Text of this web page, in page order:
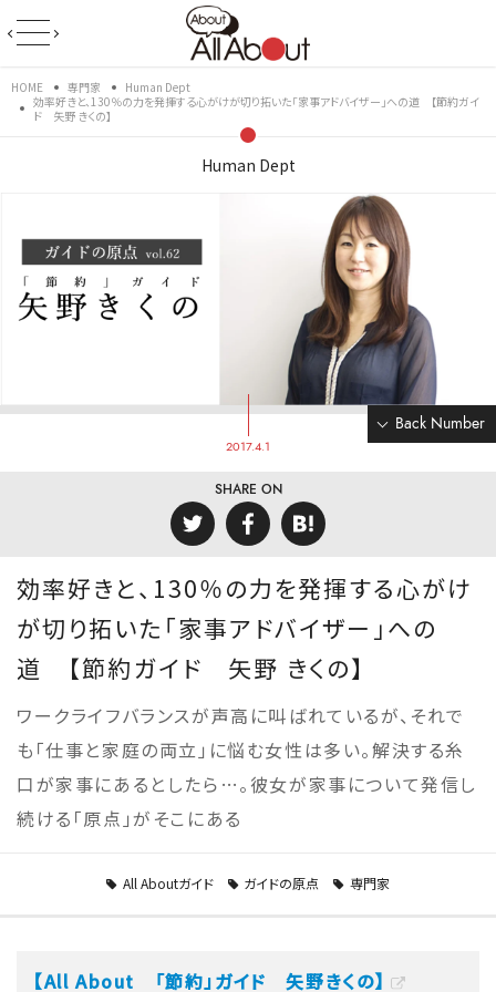
HOME 専門家
Human Dept
効率好きと、130％の力を発揮する心がけが切り拓いた「家事アドバイザー」への道 【節約ガイ
ド 矢野 きくの】
Human Dept
Back Number
2017.4.1
SHARE ON
効率好きと、130％の力を発揮する心がけ
が切り拓いた「家事アドバイザー」への
道 【節約ガイド 矢野 きくの】
ワークライフバランスが声高に叫ばれているが、それで
も「仕事と家庭の両立」に悩む女性は多い。解決する糸
口が家事にあるとしたら…。彼女が家事について発信し
続ける「原点」がそこにある
All Aboutガイド ガイドの原点 専門家
【All About 「節約」ガイド 矢野きくの】